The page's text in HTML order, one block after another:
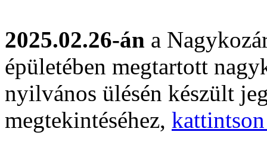
2025.02.26-án a
épületében megtartott
nyilvános ülésén készült
megtekintéséhez,